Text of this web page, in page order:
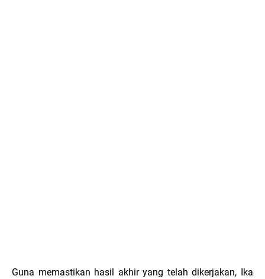
Guna memastikan hasil akhir yang telah dikerjakan, Ika